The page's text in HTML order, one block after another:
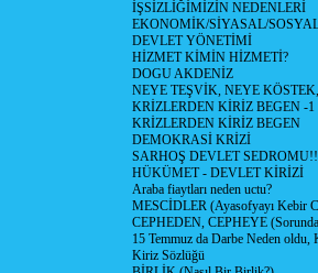
İŞSİZLİĞİMİZİN NEDENLERİ
EKONOMİK/SİYASAL/
DEVLET YÖNETİMİ
HİZMET KİMİN HİZMETİ?
DOGU AKDENİZ
NEYE TEŞVİK, NEYE
KRİZLERDEN KİRİZ BEGEN -1
KRİZLERDEN KİRİZ BEGEN
DEMOKRASİ KRİZİ
SARHOŞ DEVLET SEDROMU!!
HÜKÜMET - DEVLET KİRİZİ
Araba fiaytları neden uctu?
MESCİDLER (Ayasofyayı Kebir
CEPHEDEN, CEPHEYE
15 Temmuz da Darbe Neden oldu,
Kiriz Sözlüğü